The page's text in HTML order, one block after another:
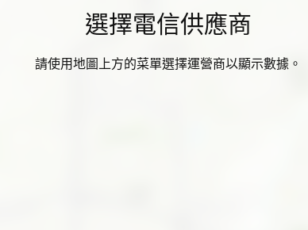
選擇電信供應商
請使用地圖上方的菜單選擇運營商以顯示數據。